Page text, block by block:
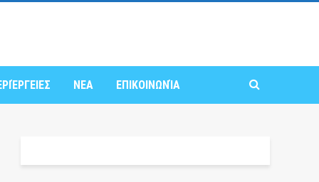
ΝΕΑ ΕΠΙΚΟΙΝΩΝΊΑ